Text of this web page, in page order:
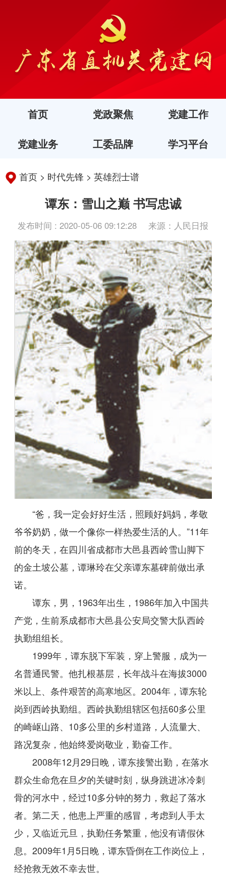
首页 党政聚焦 党建工作
党建业务 工委品牌 学习平台
首页 > 时代先锋 >英雄烈士谱
谭东：雪山之巅 书写忠诚
发布时间 : 2020-05-06 09:12:28 来源：人民日报
“爸，我一定会好好生活，照顾好妈妈，孝敬
爷爷奶奶，做一个像你一样热爱生活的人。”11年
前的冬天，在四川省成都市大邑县西岭雪山脚下
的金土坡公墓，谭琳玲在父亲谭东墓碑前做出承
诺。
谭东，男，1963年出生，1986年加入中国共
产党，生前系成都市大邑县公安局交警大队西岭
执勤组组长。
1999年，谭东脱下军装，穿上警服，成为一
名普通民警。他扎根基层，长年战斗在海拔3000
米以上、条件艰苦的高寒地区。2004年，谭东轮
岗到西岭执勤组。西岭执勤组辖区包括60多公里
的崎岖山路、10多公里的乡村道路，人流量大、
路况复杂，他始终爱岗敬业，勤奋工作。
2008年12月29日晚，谭东接警出勤，在落水
群众生命危在旦夕的关键时刻，纵身跳进冰冷刺
骨的河水中，经过10多分钟的努力，救起了落水
者。第二天，他患上严重的感冒，考虑到人手太
少，又临近元旦，执勤任务繁重，他没有请假休
息。2009年1月5日晚，谭东昏倒在工作岗位上，
经抢救无效不幸去世。